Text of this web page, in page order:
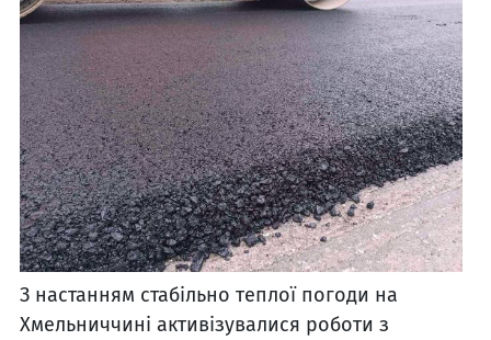
З настанням стабільно теплої погоди на
Хмельниччині активізувалися роботи з